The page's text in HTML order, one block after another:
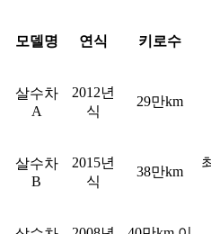
모델명 연식 키로수
살수차
A
2012년
식
29만km
살수차
B
2015년
식
38만km